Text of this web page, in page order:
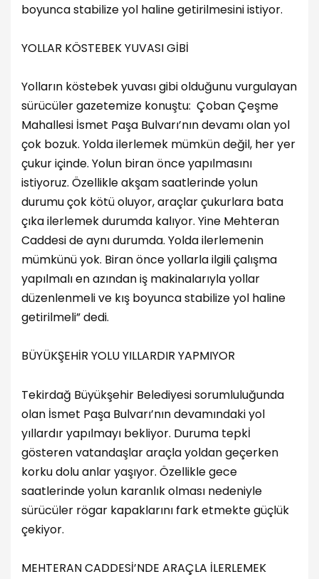
boyunca stabilize yol haline getirilmesini istiyor.
YOLLAR KÖSTEBEK YUVASI GİBİ
Yolların köstebek yuvası gibi olduğunu vurgulayan
sürücüler gazetemize konuştu: Çoban Çeşme
Mahallesi İsmet Paşa Bulvarı’nın devamı olan yol
çok bozuk. Yolda ilerlemek mümkün değil, her yer
çukur içinde. Yolun biran önce yapılmasını
istiyoruz. Özellikle akşam saatlerinde yolun
durumu çok kötü oluyor, araçlar çukurlara bata
çıka ilerlemek durumda kalıyor. Yine Mehteran
Caddesi de aynı durumda. Yolda ilerlemenin
mümkünü yok. Biran önce yollarla ilgili çalışma
yapılmalı en azından iş makinalarıyla yollar
düzenlenmeli ve kış boyunca stabilize yol haline
getirilmeli” dedi.
BÜYÜKŞEHİR YOLU YILLARDIR YAPMIYOR
Tekirdağ Büyükşehir Belediyesi sorumluluğunda
olan İsmet Paşa Bulvarı’nın devamındaki yol
yıllardır yapılmayı bekliyor. Duruma tepkİ
gösteren vatandaşlar araçla yoldan geçerken
korku dolu anlar yaşıyor. Özellikle gece
saatlerinde yolun karanlık olması nedeniyle
sürücüler rögar kapaklarını fark etmekte güçlük
çekiyor.
MEHTERAN CADDESİ’NDE ARAÇLA İLERLEMEK